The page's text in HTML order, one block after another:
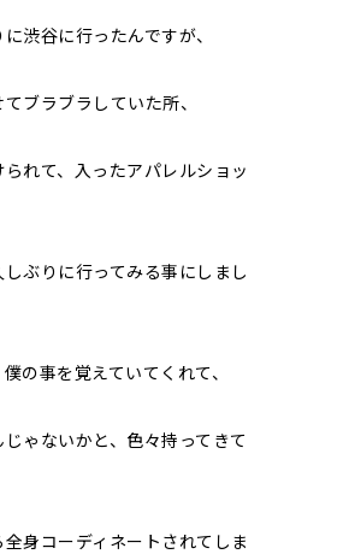
渋谷に行ったんですが、
ブラブラしていた所、
れて、入ったアパレルショッ
ぶりに行ってみる事にしまし
の事を覚えていてくれて、
ゃないかと、色々持ってきて
身コーディネートされてしま